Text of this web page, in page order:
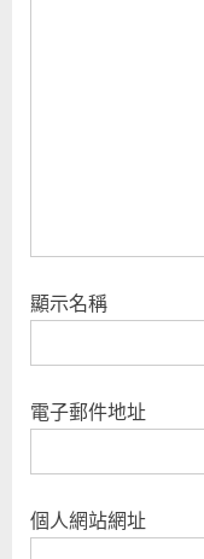
顯示名稱
電子郵件地址
個人網站網址